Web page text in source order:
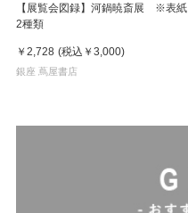
【展覧会図録】河鍋暁斎展 ※表紙
2種類
￥2,728 (税込 ￥3,000)
銀座 蔦屋書店